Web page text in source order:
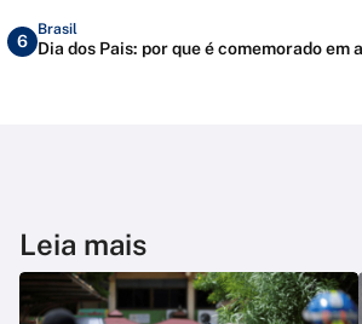
6
Brasil
Dia dos Pais: por que é comemorado em
Leia mais